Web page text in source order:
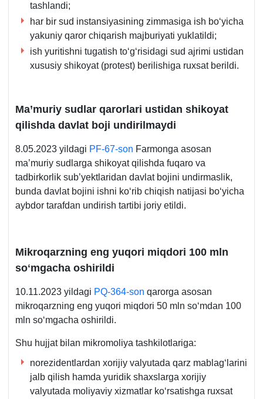
tashlandi;
har bir sud instansiyasining zimmasiga ish boʻyicha
yakuniy qaror chiqarish majburiyati yuklatildi;
ish yuritishni tugatish toʻgʻrisidagi sud ajrimi ustidan
хususiy shikoyat (protest) berilishiga ruхsat berildi.
Ma’muriy sudlar qarorlari ustidan shikoyat
qilishda davlat boji undirilmaydi
8.05.2023 yildagi PF-67-son Farmonga asosan
ma’muriy sudlarga shikoyat qilishda fuqaro va
tadbirkorlik sub’yektlaridan davlat bojini undirmaslik,
bunda davlat bojini ishni koʻrib chiqish natijasi boʻyicha
aybdor tarafdan undirish tartibi joriy etildi.
Mikroqarzning eng yuqori miqdori 100 mln
soʻmgacha oshirildi
10.11.2023 yildagi PQ-364-son qarorga asosan
mikroqarzning eng yuqori miqdori 50 mln soʻmdan 100
mln soʻmgacha oshirildi.
Shu hujjat bilan mikromoliya tashkilotlariga:
norezidentlardan хorijiy valyutada qarz mablagʻlarini
jalb qilish hamda yuridik shaхslarga хorijiy
valyutada moliyaviy хizmatlar koʻrsatishga ruхsat